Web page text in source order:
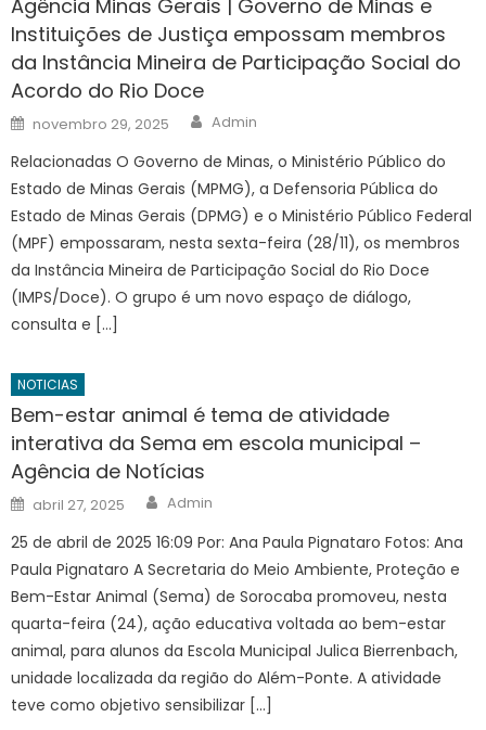
Agência Minas Gerais | Governo de Minas e
Instituições de Justiça empossam membros
da Instância Mineira de Participação Social do
Acordo do Rio Doce
Posted
on
novembro 29, 2025 Author
Admin
Relacionadas O Governo de Minas, o Ministério Público do
Estado de Minas Gerais (MPMG), a Defensoria Pública do
Estado de Minas Gerais (DPMG) e o Ministério Público Federal
(MPF) empossaram, nesta sexta-feira (28/11), os membros
da Instância Mineira de Participação Social do Rio Doce
(IMPS/Doce). O grupo é um novo espaço de diálogo,
consulta e […]
NOTICIAS
Bem-estar animal é tema de atividade
interativa da Sema em escola municipal –
Agência de Notícias
Posted
on
abril 27, 2025 Author
Admin
25 de abril de 2025 16:09 Por: Ana Paula Pignataro Fotos: Ana
Paula Pignataro A Secretaria do Meio Ambiente, Proteção e
Bem-Estar Animal (Sema) de Sorocaba promoveu, nesta
quarta-feira (24), ação educativa voltada ao bem-estar
animal, para alunos da Escola Municipal Julica Bierrenbach,
unidade localizada da região do Além-Ponte. A atividade
teve como objetivo sensibilizar […]